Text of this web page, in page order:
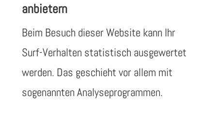
anbietern
Beim Besuch dieser Website kann Ihr
Surf-Verhalten statistisch ausgewertet
werden. Das geschieht vor allem mit
sogenannten Analyseprogrammen.